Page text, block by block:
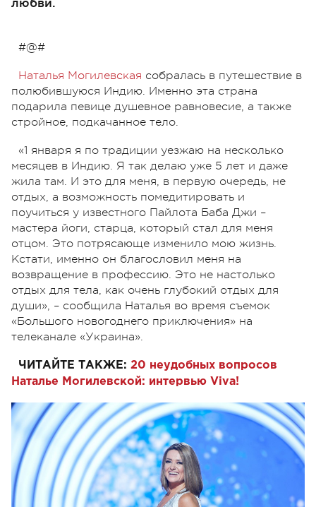
#@#
Наталья Могилевская собралась в путешествие в
полюбившуюся Индию. Именно эта страна
подарила певице душевное равновесие, а также
стройное, подкачанное тело.
«1 января я по традиции уезжаю на несколько
месяцев в Индию. Я так делаю уже 5 лет и даже
жила там. И это для меня, в первую очередь, не
отдых, а возможность помедитировать и
поучиться у известного Пайлота Баба Джи –
мастера йоги, старца, который стал для меня
отцом. Это потрясающе изменило мою жизнь.
Кстати, именно он благословил меня на
возвращение в профессию. Это не настолько
отдых для тела, как очень глубокий отдых для
души», – сообщила Наталья во время съемок
«Большого новогоднего приключения» на
телеканале «Украина».
ЧИТАЙТЕ ТАКЖЕ: 20 неудобных вопросов
Наталье Могилевской: интервью Viva!